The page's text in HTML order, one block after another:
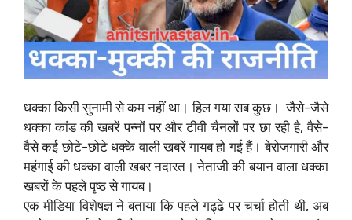
धक्का किसी सुनामी से कम नहीं था। हिल गया सब कुछ। ‌ जैसे-जैसे
धक्का कांड की खबरें पन्नों पर और टीवी चैनलों पर छा रही है, वैसे-
वैसे कई छोटे-छोटे धक्के वाली खबरें गायब हो गई हैं। बेरोजगारी और
महंगाई की धक्का वाली खबर नदारत। नेताजी की बयान वाला धक्का
खबरों के पहले पृष्ठ से गायब।
एक मीडिया विशेषज्ञ ने बताया कि पहले गढ्ढे पर चर्चा होती थी, अब